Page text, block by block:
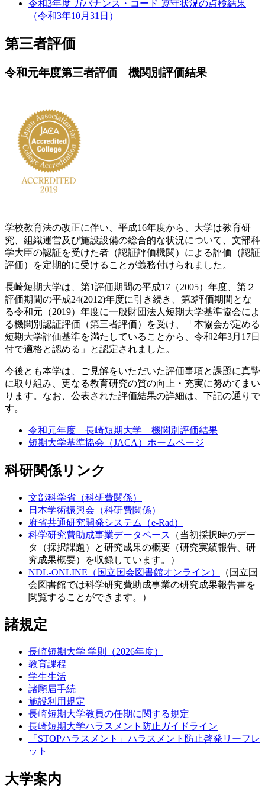
令和3年度 ガバナンス・コード 遵守状況の点検結果
（令和3年10月31日）
第三者評価
令和元年度第三者評価 機関別評価結果
学校教育法の改正に伴い、平成16年度から、大学は教育研
究、組織運営及び施設設備の総合的な状況について、文部科
学大臣の認証を受けた者（認証評価機関）による評価（認証
評価）を定期的に受けることが義務付けられました。
長崎短期大学は、第1評価期間の平成17（2005）年度、第２
評価期間の平成24(2012)年度に引き続き、第3評価期間とな
る令和元（2019）年度に一般財団法人短期大学基準協会によ
る機関別認証評価（第三者評価）を受け、「本協会が定める
短期大学評価基準を満たしていることから、令和2年3月17日
付で適格と認める」と認定されました。
今後とも本学は、ご見解をいただいた評価事項と課題に真摯
に取り組み、更なる教育研究の質の向上・充実に努めてまい
ります。なお、公表された評価結果の詳細は、下記の通りで
す。
令和元年度 長崎短期大学 機関別評価結果
短期大学基準協会（JACA）ホームページ
科研関係リンク
文部科学省（科研費関係）
日本学術振興会（科研費関係）
府省共通研究開発システム（e-Rad）
科学研究費助成事業データベース
（当初採択時のデー
タ（採択課題）と研究成果の概要（研究実績報告、研
究成果概要）を収録しています。）
NDL-ONLINE（国立国会図書館オンライン）
（国立国
会図書館では科学研究費助成事業の研究成果報告書を
閲覧することができます。）
諸規定
長崎短期大学 学則（2026年度）
教育課程
学生生活
諸願届手続
施設利用規定
長崎短期大学教員の任期に関する規定
長崎短期大学ハラスメント防止ガイドライン
「STOPハラスメント」ハラスメント防止啓発リーフレ
ット
大学案内